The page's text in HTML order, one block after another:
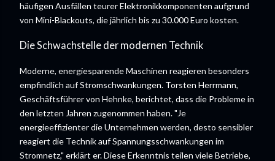
häufigen Ausfällen teurer Elektronikkomponenten aufgrund
von Mini-Blackouts, die jährlich bis zu 30.000 Euro kosten.
Die Schwachstelle der modernen Technik
Moderne, energiesparende Maschinen reagieren besonders
empfindlich auf Stromschwankungen. Torsten Herrmann,
Geschäftsführer von Hehnke, berichtet, dass die Probleme in
den letzten Jahren zugenommen haben. "Je
energieeffizienter die Unternehmen werden, desto sensibler
reagiert die Technik auf Spannungsschwankungen im
Stromnetz," erklärt er. Diese Erkenntnis teilen viele Betriebe,